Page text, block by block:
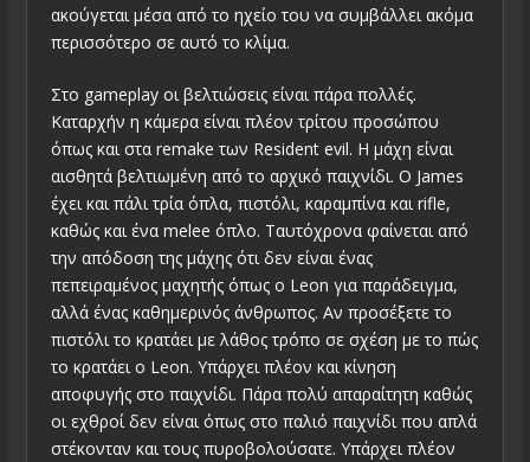
ακούγεται μέσα από το ηχείο του να συμβάλλει ακόμα
περισσότερο σε αυτό το κλίμα.
Στο gameplay οι βελτιώσεις είναι πάρα πολλές.
Καταρχήν η κάμερα είναι πλέον τρίτου προσώπου
όπως και στα remake των Resident evil. Η μάχη είναι
αισθητά βελτιωμένη από το αρχικό παιχνίδι. Ο James
έχει και πάλι τρία όπλα, πιστόλι, καραμπίνα και rifle,
καθώς και ένα melee όπλο. Ταυτόχρονα φαίνεται από
την απόδοση της μάχης ότι δεν είναι ένας
πεπειραμένος μαχητής όπως ο Leon για παράδειγμα,
αλλά ένας καθημερινός άνθρωπος. Αν προσέξετε το
πιστόλι το κρατάει με λάθος τρόπο σε σχέση με το πώς
το κρατάει ο Leon. Υπάρχει πλέον και κίνηση
αποφυγής στο παιχνίδι. Πάρα πολύ απαραίτητη καθώς
οι εχθροί δεν είναι όπως στο παλιό παιχνίδι που απλά
στέκονταν και τους πυροβολούσατε. Υπάρχει πλέον